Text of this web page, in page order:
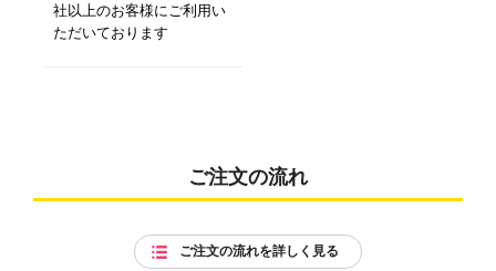
社以上のお客様にご利用い
ただいております
ご注文の流れ
ご注文の流れを詳しく見る